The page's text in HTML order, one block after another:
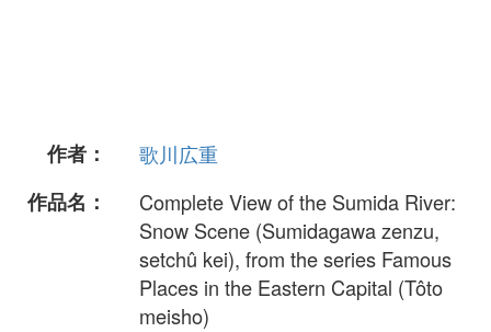
作者：
歌川広重
作品名：
Complete View of the Sumida River:
Snow Scene (Sumidagawa zenzu,
setchû kei), from the series Famous
Places in the Eastern Capital (Tôto
meisho)